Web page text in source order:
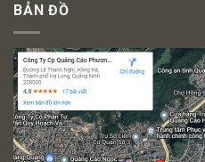
BẢN ĐỒ